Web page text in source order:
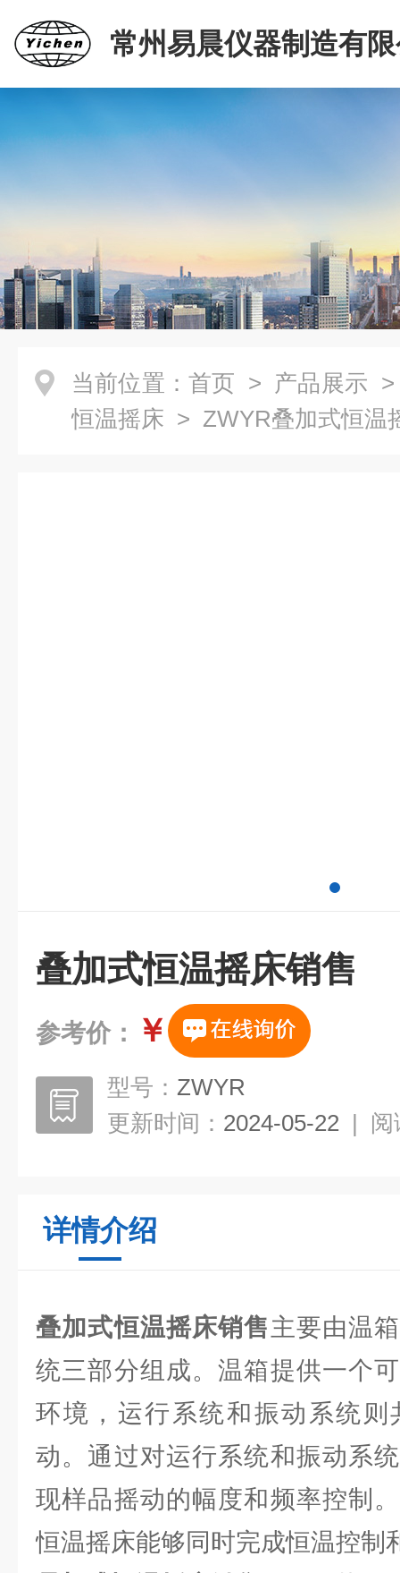
常州易晨仪器制造有
当前位置： 首页 > 产品展示
恒温摇床 > ZWYR叠加式恒温
叠加式恒温摇床销售
参考价： ￥
型号： ZWYR
更新时间： 2024-05-22 | 阅
详情介绍
叠加式恒温摇床销售主要由温
统三部分组成。温箱提供一个
环境，运行系统和振动系统则
动。通过对运行系统和振动系
现样品摇动的幅度和频率控制
恒温摇床能够同时完成恒温控制